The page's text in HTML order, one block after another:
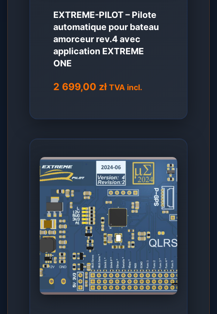
EXTREME-PILOT – Pilote
automatique pour bateau
amorceur rev.4 avec
application EXTREME
ONE
2 699,00 zł TVA incl.